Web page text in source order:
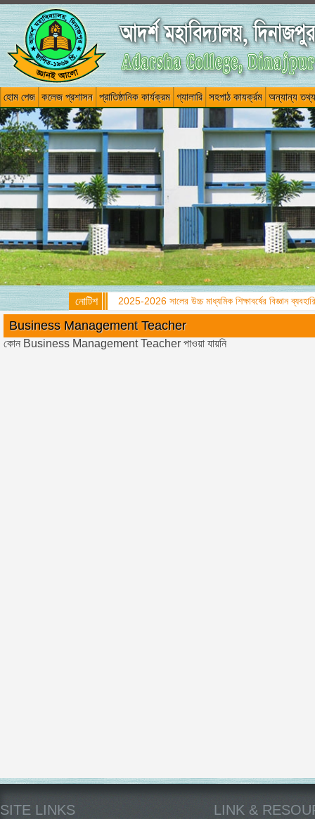
হোম পেজ কলেজ প্রশাসন প্রাতিষ্ঠানিক কার্যক্রম গ্যালারি সহপাঠ কাযর্ক্রম অন্যান্য তথ্য
নোটিশ 2025-2026 সালের উচ্চ মাধ্যমিক শিক্ষাবর্ষের বিজ্ঞান
Business Management Teacher
কোন Business Management Teacher পাওয়া যায়নি
SITE LINKS LINK &